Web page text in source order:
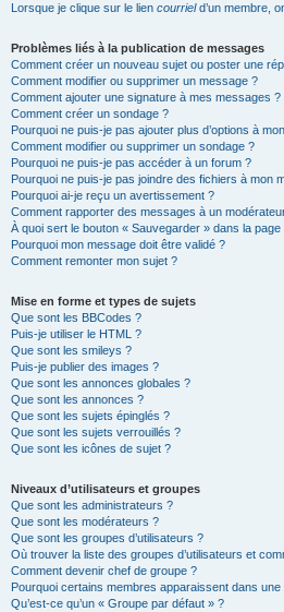
Lorsque je clique sur le lien courrield’un membre,
Problèmes liés à la publication de messages
Comment créer un nouveau sujet ou poster une
Comment modifier ou supprimer un message ?
Comment ajouter une signature à mes messages ?
Comment créer un sondage ?
Pourquoi ne puis-je pas ajouter plus d’options à
Comment modifier ou supprimer un sondage ?
Pourquoi ne puis-je pas accéder à un forum ?
Pourquoi ne puis-je pas joindre des fichiers à mon
Pourquoi ai-je reçu un avertissement ?
Comment rapporter des messages à un
À quoi sert le bouton « Sauvegarder » dans la
Pourquoi mon message doit être validé ?
Comment remonter mon sujet ?
Mise en forme et types de sujets
Que sont les BBCodes ?
Puis-je utiliser le HTML ?
Que sont les smileys ?
Puis-je publier des images ?
Que sont les annonces globales ?
Que sont les annonces ?
Que sont les sujets épinglés ?
Que sont les sujets verrouillés ?
Que sont les icônes de sujet ?
Niveaux d’utilisateurs et groupes
Que sont les administrateurs ?
Que sont les modérateurs ?
Que sont les groupes d’utilisateurs ?
Où trouver la liste des groupes d’utilisateurs et
Comment devenir chef de groupe ?
Pourquoi certains membres apparaissent dans
Qu’est-ce qu’un « Groupe par défaut » ?